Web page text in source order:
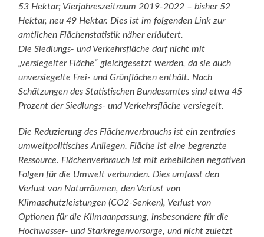
53 Hektar; Vierjahreszeitraum 2019-2022 – bisher 52
Hektar, neu 49 Hektar. Dies ist im folgenden Link zur
amtlichen Flächenstatistik näher erläutert.
Die Siedlungs- und Verkehrsfläche darf nicht mit
„versiegelter Fläche“ gleichgesetzt werden, da sie auch
unversiegelte Frei- und Grünflächen enthält. Nach
Schätzungen des Statistischen Bundesamtes sind etwa 45
Prozent der Siedlungs- und Verkehrsfläche versiegelt.
Die Reduzierung des Flächenverbrauchs ist ein zentrales
umweltpolitisches Anliegen. Fläche ist eine begrenzte
Ressource. Flächenverbrauch ist mit erheblichen negativen
Folgen für die Umwelt verbunden. Dies umfasst den
Verlust von Naturräumen, den Verlust von
Klimaschutzleistungen (CO2-Senken), Verlust von
Optionen für die Klimaanpassung, insbesondere für die
Hochwasser- und Starkregenvorsorge, und nicht zuletzt